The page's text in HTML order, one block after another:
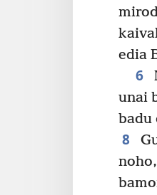
edia
6
unai
badu
8
noho,